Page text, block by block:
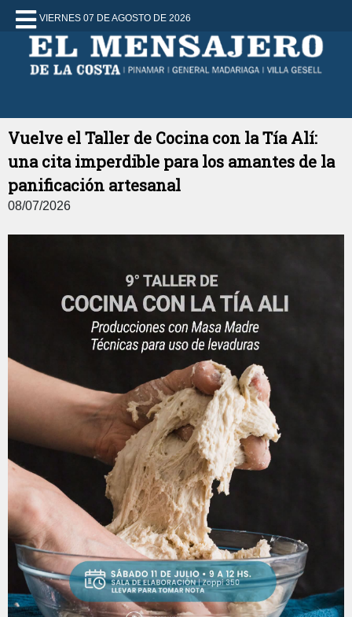
VIERNES 07 DE AGOSTO DE 2026
Vuelve el Taller de Cocina con la Tía Alí:
una cita imperdible para los amantes de la
panificación artesanal
08/07/2026